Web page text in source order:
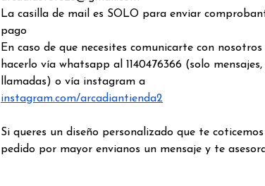
La casilla de mail es SOLO para enviar
pago
En caso de que necesites comunicarte con nosotros
hacerlo vía whatsapp al 1140476366 (solo mensajes,
llamadas) o vía instagram a
instagram.com/arcadiantienda2
Si queres un diseño personalizado que te
pedido por mayor envianos un mensaje y te